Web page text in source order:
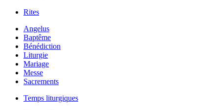
Rites
Angelus
Baptême
Bénédiction
Liturgie
Mariage
Messe
Sacrements
Temps liturgiques